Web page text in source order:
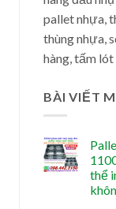
pallet nhựa,
thùng nhựa,
hàng, tấm lót
BÀI VIẾT
thể